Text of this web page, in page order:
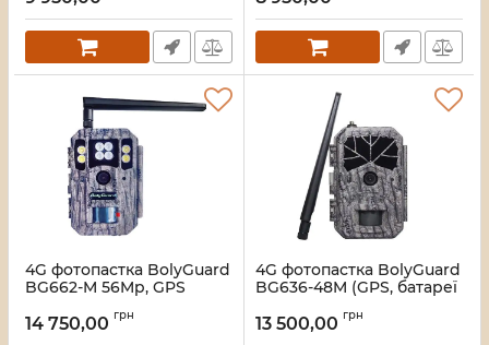
4G фотопастка BolyGuard
BG662-M 56Mp, GPS
Артикул:34_597001282
14 750,00 грн
4G фотопастка BolyGuard
BG636-48M (GPS, батареї
Артикул:34_551001236
13 500,00 грн